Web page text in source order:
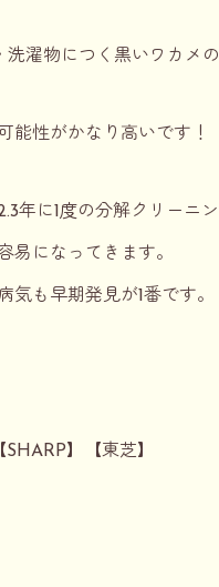
濯物につく黒いワカメ
能性がかなり高いです！
年に1度の分解クリーニ
易になってきます。
も早期発見が1番です。
】【東芝】